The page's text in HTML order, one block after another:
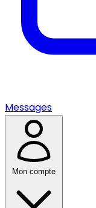
Messages
Mon compte